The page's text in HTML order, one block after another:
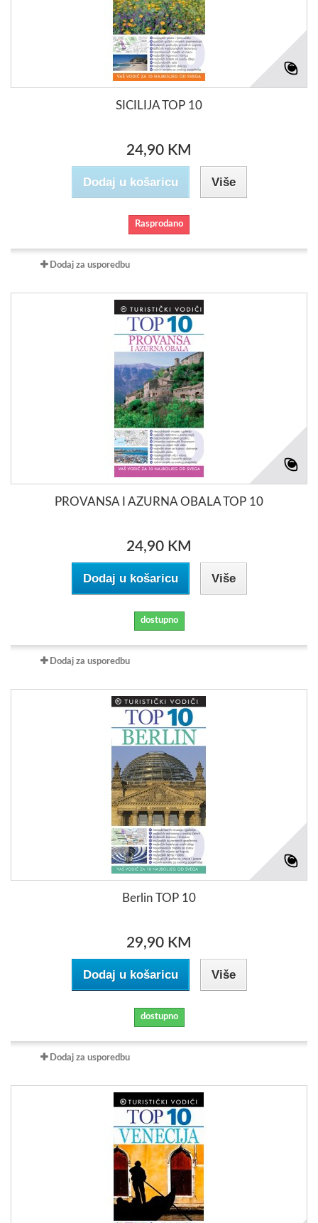
SICILIJA TOP 10
24,90 KM
Dodaj u košaricu Više
Rasprodano
Dodaj za usporedbu
PROVANSA I AZURNA OBALA TOP 10
24,90 KM
Dodaj u košaricu Više
dostupno
Dodaj za usporedbu
Berlin TOP 10
29,90 KM
Dodaj u košaricu Više
dostupno
Dodaj za usporedbu